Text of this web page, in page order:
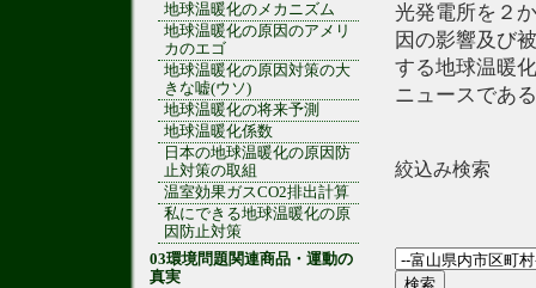
光発電所を２
因の影響及び
する地球温暖
ニュースであ
絞込み検索
地球温暖化のメカニズム
地球温暖化の原因のアメリ
カのエゴ
地球温暖化の原因対策の大
きな嘘(ウソ)
地球温暖化の将来予測
地球温暖化係数
日本の地球温暖化の原因防
止対策の取組
温室効果ガスCO2排出計算
私にできる地球温暖化の原
因防止対策
03環境問題関連商品・運動の
真実